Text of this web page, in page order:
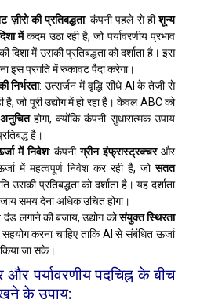
की प्रतिबद्धता: कंपनी पहले से हीशून्य
मेंकदम उठा रही है, जो पर्यावरणीय प्रभाव
दिशा में उसकी प्रतिबद्धता को दर्शाता है। इस
इस प्रगति में रुकावट पैदा करेगा।
निर्भरता: उत्सर्जन में वृद्धि सीधे AI के तेजी से
है, जो पूरी उद्योग में हो रहा है। केवल ABC को
अनुचितहोगा, क्योंकि कंपनी सुधारात्मक उपाय
है।
में निवेश: कंपनीग्रीन इंफ्रास्ट्रक्चरऔर
में महत्वपूर्ण निवेश कर रही है, जोसतत
उसकी प्रतिबद्धता को दर्शाता है। यह दर्शाता
समय देना अधिक उचित होगा।
: दंड लगाने की बजाय, उद्योग कोसंयुक्त स्थिरता
करना चाहिए ताकि AI से संबंधित ऊर्जा
जा सके।
पर्यावरणीय पदचिह्न के बीच
के उपाय: